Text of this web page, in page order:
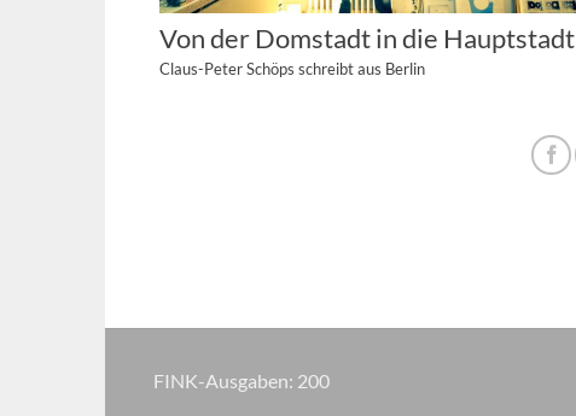
Von der Domstadt in die Hauptstadt
Claus-Peter Schöps schreibt aus Berlin
FINK-Ausgaben: 200